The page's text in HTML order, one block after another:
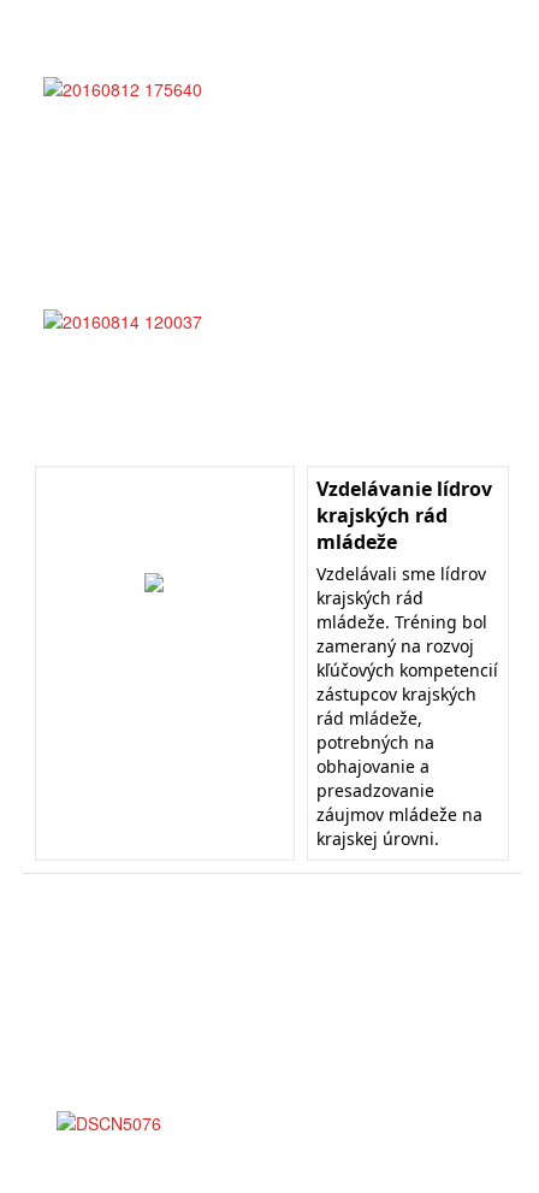
Vzdelávanie lídrov
krajských rád
mládeže
Vzdelávali sme lídrov
krajských rád
mládeže. Tréning bol
zameraný na rozvoj
kľúčových kompetencií
zástupcov krajských
rád mládeže,
potrebných na
obhajovanie a
presadzovanie
záujmov mládeže na
krajskej úrovni.